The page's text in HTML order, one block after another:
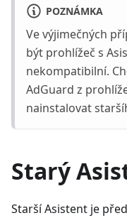
POZNÁMKA
Ve výjimečných
být prohlížeč s
nekompatibilní.
AdGuard z
nainstalovat
Starý
Starší Asistent je